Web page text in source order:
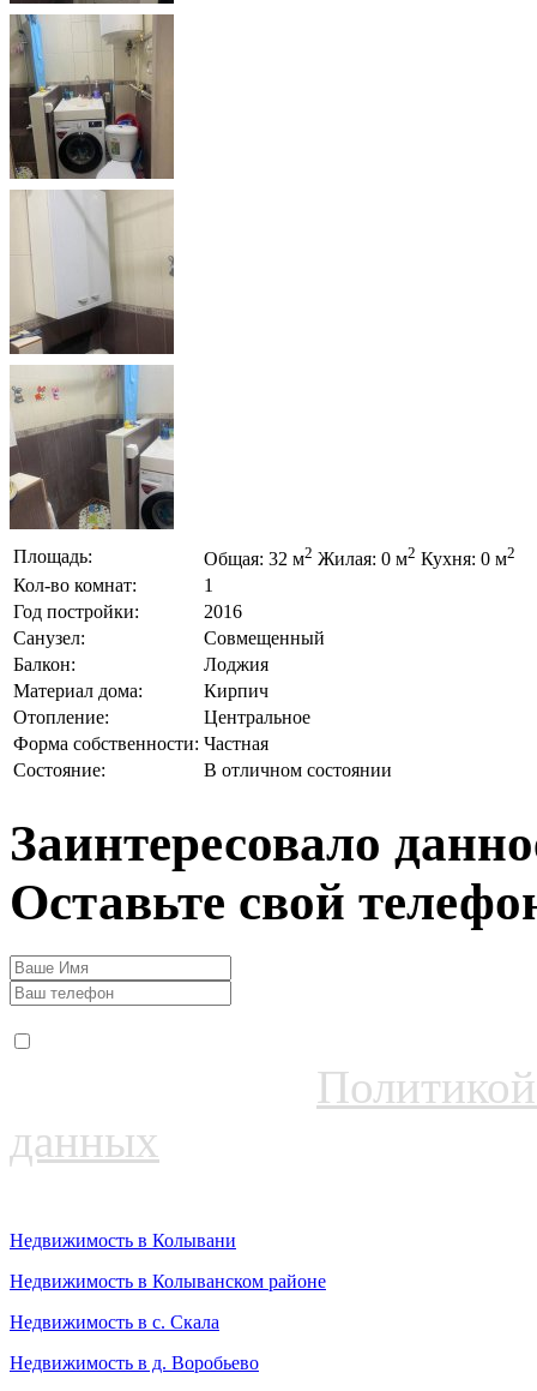
Площадь: Общая: 32 м2 Жилая: 0 м2 Кухня: 0 м2
Кол-во комнат:
1
Год постройки:
2016
Санузел:
Совмещенный
Балкон:
Лоджия
Материал дома:
Кирпич
Отопление:
Центральное
Форма собственности: Частная
Состояние:
В отличном состоянии
Заинтересовало
Оставьте свой
данных
Недвижимость в Колывани
Недвижимость в Колыванском районе
Недвижимость в с. Скала
Недвижимость в д. Воробьево